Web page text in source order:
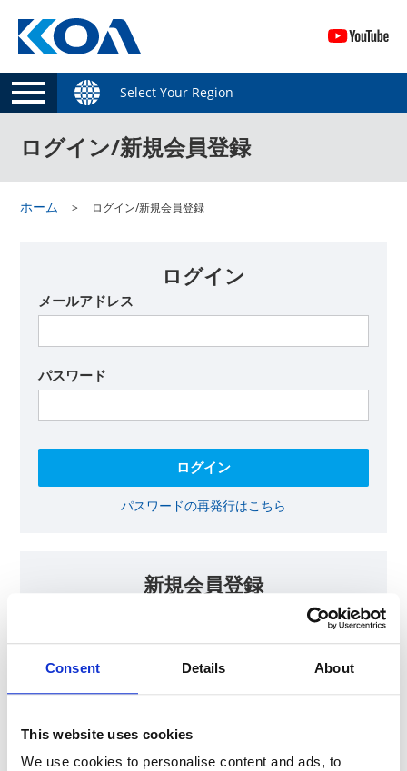
Consent Details About
This website uses cookies
We use cookies to personalise content and ads, to
Select Your Region
ログイン/新規会員登録
ホーム ログイン/新規会員登録
ログイン
メールアドレス
パスワード
パスワードの再発行はこちら
新規会員登録
KOAの会員ページでは、回路設計等に​お役立ていただける最新情報
をご提供しております。​会員登録いただいた方には、各種ご案内を
メールにてお届けいたします。
【会員限定コンテンツ】
抵抗器 温度分布シミュレータ
最新技術セミナー動画・資料
KOA Thermal Design Technology